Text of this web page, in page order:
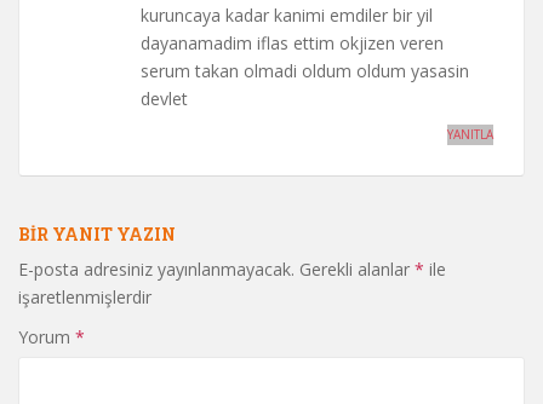
kuruncaya kadar kanimi emdiler bir yil
dayanamadim iflas ettim okjizen veren
serum takan olmadi oldum oldum yasasin
devlet
YANITLA
BIR YANIT YAZIN
E-posta adresiniz yayınlanmayacak. Gerekli alanlar * ile
işaretlenmişlerdir
Yorum *